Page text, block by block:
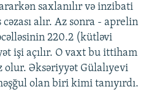
saxlanılır və inzibati
alır. Az sonra - aprelin
220.2 (kütləvi
işi açılır. O vaxt bu ittiham
olur. Əksəriyyət Gülalıyevi
olan biri kimi tanıyırdı.